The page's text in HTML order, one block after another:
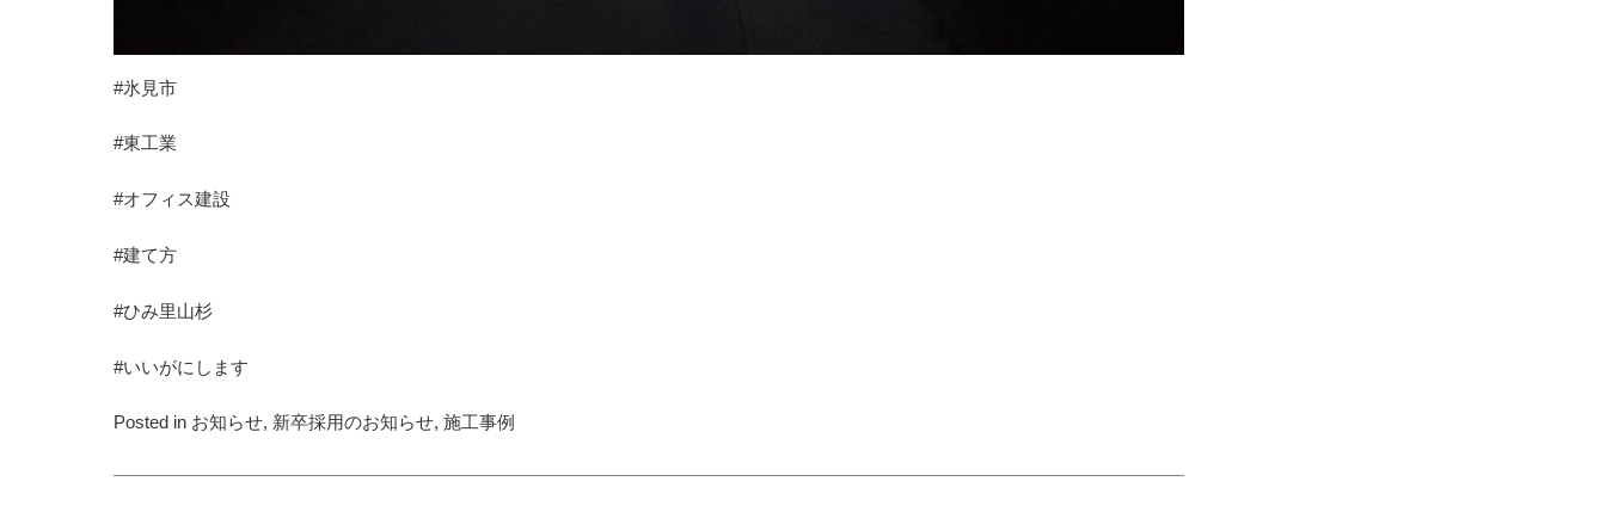
#氷見市
#東工業
#オフィス建設
#建て方
#ひみ里山杉
#いいがにします
Posted in お知らせ, 新卒採用のお知らせ, 施工事例